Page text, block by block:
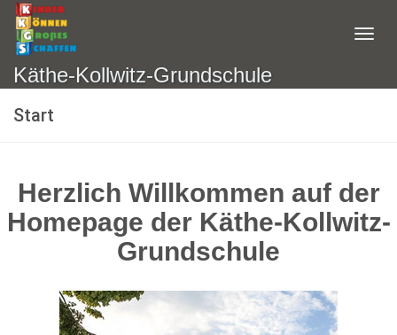
Käthe-Kollwitz-Grundschule
Start
Herzlich Willkommen auf der
Homepage der Käthe-Kollwitz-
Grundschule